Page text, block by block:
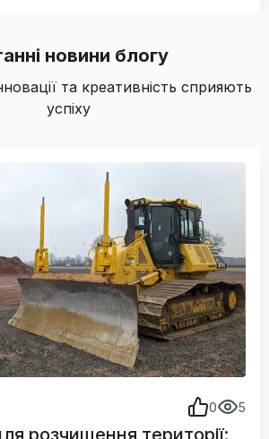
новини блогу
та креативність сприяють
успіху
0 5
розчищення території: